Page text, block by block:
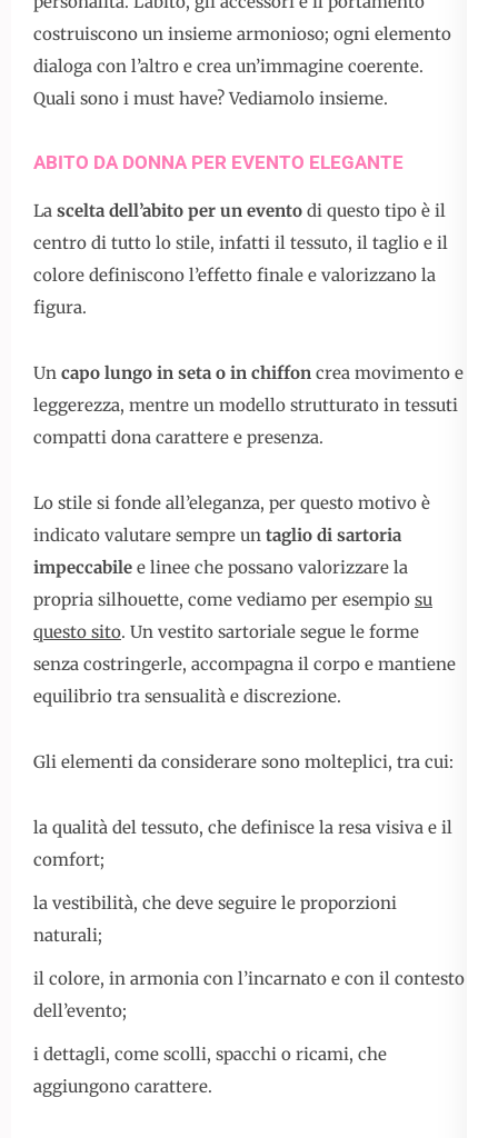
costruiscono un insieme armonioso; ogni elemento
dialoga con l’altro e crea un’immagine coerente.
Quali sono i must have? Vediamolo insieme.
ABITO DA DONNA PER EVENTO ELEGANTE
La scelta dell’abito per un evento di questo tipo è il
centro di tutto lo stile, infatti il tessuto, il taglio e il
colore definiscono l’effetto finale e valorizzano la
figura.
Un capo lungo in seta o in chiffon crea movimento e
leggerezza, mentre un modello strutturato in tessuti
compatti dona carattere e presenza.
Lo stile si fonde all’eleganza, per questo motivo è
indicato valutare sempre un taglio di sartoria
impeccabile e linee che possano valorizzare la
propria silhouette, come vediamo per esempio su
questo sito. Un vestito sartoriale segue le forme
senza costringerle, accompagna il corpo e mantiene
equilibrio tra sensualità e discrezione.
Gli elementi da considerare sono molteplici, tra cui:
la qualità del tessuto, che definisce la resa visiva e il
comfort;
la vestibilità, che deve seguire le proporzioni
naturali;
il colore, in armonia con l’incarnato e con il contesto
dell’evento;
i dettagli, come scolli, spacchi o ricami, che
aggiungono carattere.